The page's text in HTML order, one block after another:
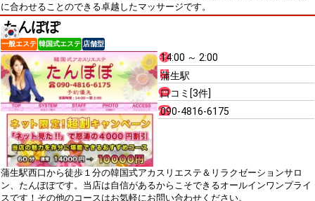
に合わせることのできる卓越したマッサージです。
たんぽぽ
一般エステ 韓国式エステ 店舗型
14:00 ～ 2:00
蒲生駅
口コミ[3件]
090-4816-6175
蒲生駅西口から徒歩１分の韓国式アカスリエステ＆リラクゼーションサロ
ン、たんぽぽです。当店は自信があるからこそできるオールインワンプライ
スです！その他のコースはお気軽にお問い合わせください。